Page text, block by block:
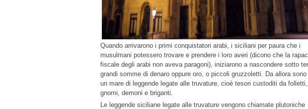
Quando arrivarono i primi conquistatori arabi, i siciliani per paura che i
musulmani potessero trovare e prendere i loro averi (dicono che la
fiscale degli arabi non aveva paragoni), iniziarono a nascondere sotto
grandi somme di denaro oppure oro, o piccoli gruzzoletti. Da allora
un mare di leggende legate alle truvature, cioè tesori custoditi da folletti,
gnomi, demoni e briganti.
Le leggende siciliane legate alle truvature vengono chiamate plutoniche